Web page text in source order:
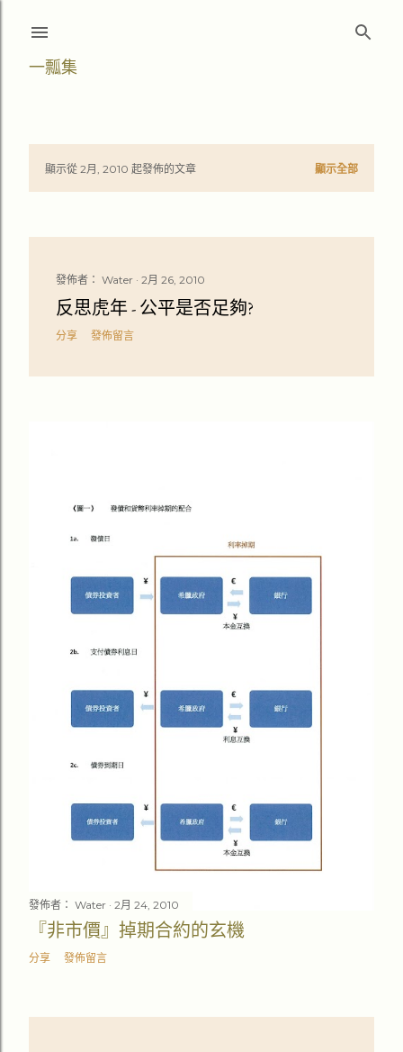
一瓢集
文
章
顯示從 2月, 2010 起發佈的文章 顯示全部
發佈者： Water 2月 26, 2010
反思虎年 - 公平是否足夠?
分享 發佈留言
發佈者： Water 2月 24, 2010
『非市價』掉期合約的玄機
分享 發佈留言